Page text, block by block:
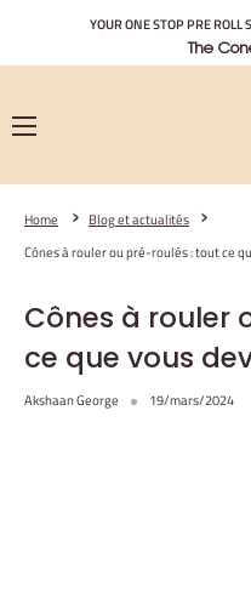
contenu
YOUR ONE STOP PRE ROLL
The
Home
Blog et actualités
Cônes à rouler ou pré-roulés : tout ce
Cônes à rouler
ce que vous
Akshaan George 19/mars/2024